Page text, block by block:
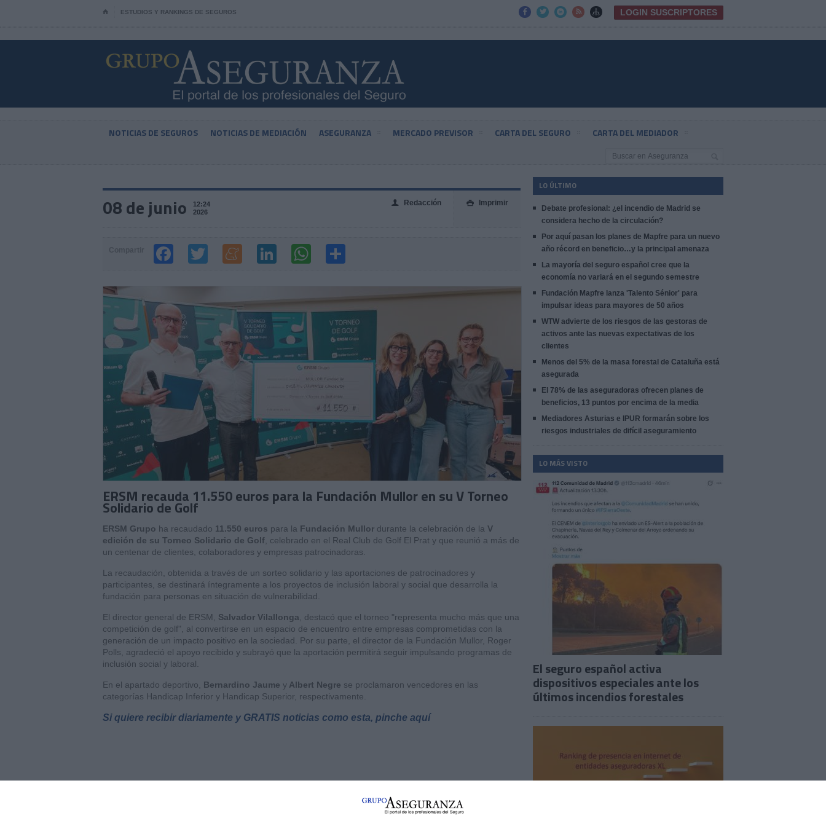
⌂ ESTUDIOS Y RANKINGS DE SEGUROS      LOGIN SUSCRIPTORES
NOTICIAS DE SEGUROS NOTICIAS DE MEDIACIÓN ASEGURANZA MERCADO PREVISOR CARTA DEL SEGURO CARTA DEL MEDIADOR
08 de junio
12:24
2026
 Imprimir
👤 Redacción
ERSM recauda 11.550 euros para la Fundación Mullor en su V Torneo
Solidario de Golf
ERSM Grupo ha recaudado 11.550 euros para la Fundación Mullor durante la celebración de la V
edición de su Torneo Solidario de Golf , celebrado en el Real Club de Golf El Prat y que reunió a más de
un centenar de clientes, colaboradores y empresas patrocinadoras.
La recaudación, obtenida a través de un sorteo solidario y las aportaciones de patrocinadores y
participantes, se destinará íntegramente a los proyectos de inclusión laboral y social que desarrolla la
fundación para personas en situación de vulnerabilidad.
El director general de ERSM, Salvador Vilallonga , destacó que el torneo "representa mucho más que una
competición de golf", al convertirse en un espacio de encuentro entre empresas comprometidas con la
generación de un impacto positivo en la sociedad. Por su parte, el director de la Fundación Mullor, Roger
Polls, agradeció el apoyo recibido y subrayó que la aportación permitirá seguir impulsando programas de
inclusión social y laboral.
En el apartado deportivo, Bernardino Jaume y Albert Negre se proclamaron vencedores en las
categorías Handicap Inferior y Handicap Superior, respectivamente.
Si quiere recibir diariamente y GRATIS noticias como esta, pinche aquí
LO ÚLTIMO
Debate profesional: ¿el incendio de Madrid se
considera hecho de la circulación?
Por aquí pasan los planes de Mapfre para un nuevo
año récord en beneficio…y la principal amenaza
La mayoría del seguro español cree que la
economía no variará en el segundo semestre
Fundación Mapfre lanza 'Talento Sénior' para
impulsar ideas para mayores de 50 años
WTW advierte de los riesgos de las gestoras de
activos ante las nuevas expectativas de los
clientes
Menos del 5% de la masa forestal de Cataluña está
asegurada
El 78% de las aseguradoras ofrecen planes de
beneficios, 13 puntos por encima de la media
Mediadores Asturias e IPUR formarán sobre los
riesgos industriales de difícil aseguramiento
LO MÁS VISTO
El seguro español activa
dispositivos especiales ante los
últimos incendios forestales